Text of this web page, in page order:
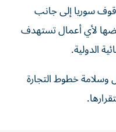
سوريا إلى ‏جانب
لأي أعمال تستهدف
الدولية.‏
وسلامة خطوط التجارة